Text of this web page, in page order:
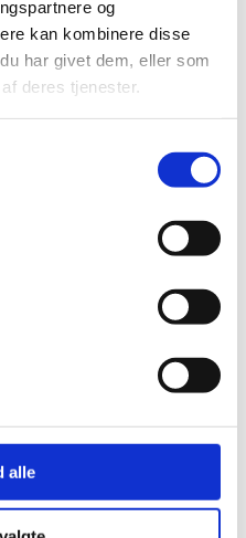
og
kan kombinere disse
har givet dem, eller som
deres tjenester.
alle